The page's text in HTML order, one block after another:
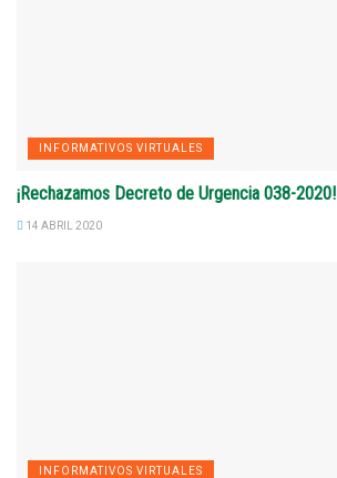
INFORMATIVOS VIRTUALES
¡Rechazamos Decreto de Urgencia 038-2020!
14 ABRIL 2020
INFORMATIVOS VIRTUALES